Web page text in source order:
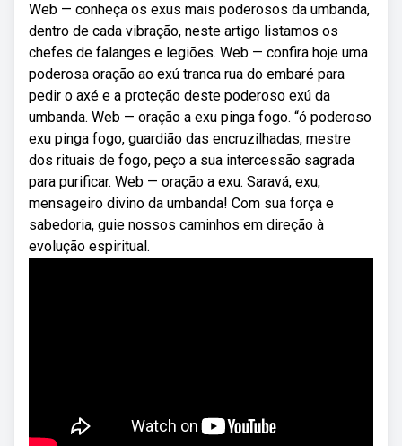
Web — conheça os exus mais poderosos da umbanda,
dentro de cada vibração, neste artigo listamos os
chefes de falanges e legiões. Web — confira hoje uma
poderosa oração ao exú tranca rua do embaré para
pedir o axé e a proteção deste poderoso exú da
umbanda. Web — oração a exu pinga fogo. “ó poderoso
exu pinga fogo, guardião das encruzilhadas, mestre
dos rituais de fogo, peço a sua intercessão sagrada
para purificar. Web — oração a exu. Saravá, exu,
mensageiro divino da umbanda! Com sua força e
sabedoria, guie nossos caminhos em direção à
evolução espiritual.